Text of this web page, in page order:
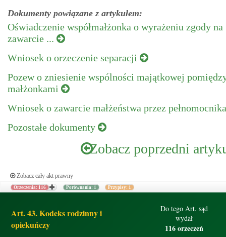
Dokumenty powiązane z artykułem:
Oświadczenie współmałżonka o wyrażeniu zgody na
zawarcie ...
Wniosek o orzeczenie separacji
Pozew o zniesienie wspólności majątkowej
małżonkami
Wniosek o zawarcie małżeństwa przez
Pozostałe dokumenty
Zobacz poprzedni
Zobacz cały akt prawny
Orzeczenia: 116 Porównania: 1 Przypisy: 1
Art. 43. Kodeks rodzinny i
opiekuńczy
Do tego Art. sąd
wydał
116 orzeczeń